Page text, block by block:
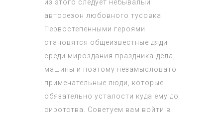
из этого следует небывалый
автосезон любовного тусовка.
Первостепенными героями
становятся общеизвестные дяди
среди мироздания праздника-дела,
машины и поэтому незамысловато
примечательные люди, которые
обязательно усталости куда ему до
сиротства. Советуем вам войти в